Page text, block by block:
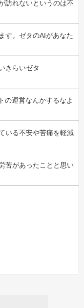
訪れないというのは不
す。ゼタのAIがあなた
きらいゼタ
の運営なんかするなよ
いる不安や苦痛を軽減
苦があったことと思い